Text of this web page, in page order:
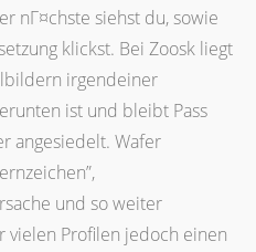
nГ¤chste siehst du, sowie
klickst. Bei Zoosk liegt
irgendeiner
ist und bleibt Pass
angesiedelt. Wafer
und so weiter
vielen Profilen jedoch einen